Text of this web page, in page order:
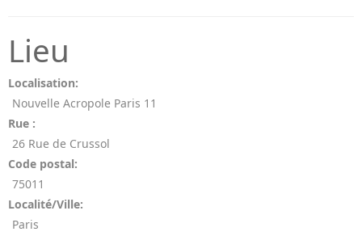
Lieu
Localisation:
Nouvelle Acropole Paris 11
Rue :
26 Rue de Crussol
Code postal:
75011
Localité/Ville:
Paris